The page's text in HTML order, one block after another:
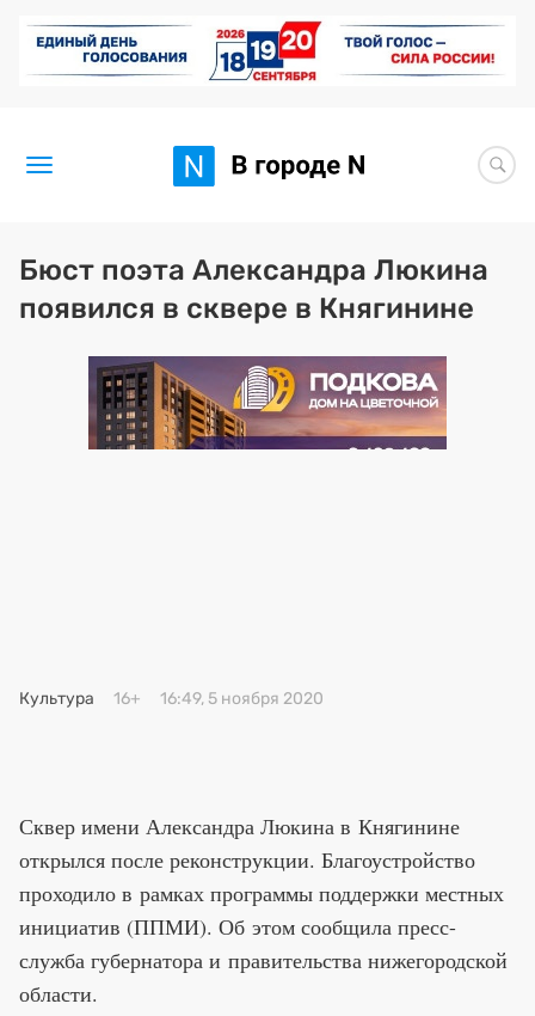
Новости
Статьи
Здоровье
BORЩ
Бюст поэта Александра Люкина
появился в сквере в Княгинине
Культура 16+ 16:49, 5 ноября 2020
Сквер имени Александра Люкина в Княгинине
открылся после реконструкции. Благоустройство
проходило в рамках программы поддержки местных
инициатив (ППМИ). Об этом сообщила пресс-
служба губернатора и правительства нижегородской
области.